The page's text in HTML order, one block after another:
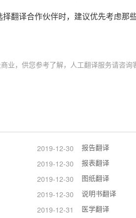
翻译合作伙伴时，建议优先考虑那
业，供您参考了解，人工翻译服务请咨询
2019-12-30 报告翻译
2019-12-30 报表翻译
2019-12-30 图纸翻译
2019-12-30 说明书翻译
2019-12-31 医学翻译